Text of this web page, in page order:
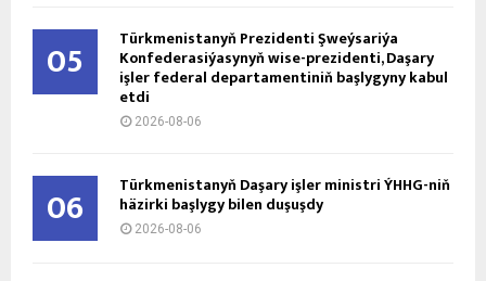
05 Türkmenistanyň Prezidenti Şweýsariýa
Konfederasiýasynyň wise-prezidenti, Daşary
işler federal departamentiniň başlygyny kabul
etdi
2026-08-06
06 Türkmenistanyň Daşary işler ministri ÝHHG-niň
häzirki başlygy bilen duşuşdy
2026-08-06